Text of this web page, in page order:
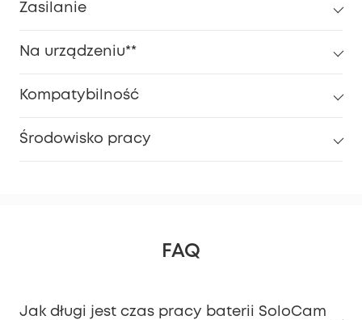
Zasilanie
Na urządzeniu**
Kompatybilność
Środowisko pracy
FAQ
Jak długi jest czas pracy baterii SoloCam